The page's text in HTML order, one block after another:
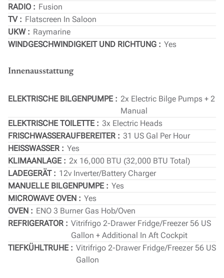
RADIO
Fusion
TV
Flatscreen In Saloon
UKW
Raymarine
WINDGESCHWINDIGKEIT UND RICHTUNG
Yes
Innenausstattung
ELEKTRISCHE BILGENPUMPE
2x Electric Bilge Pumps + 2
Manual
ELEKTRISCHE TOILETTE
3x Electric Heads
FRISCHWASSERAUFBEREITER
31 US Gal Per Hour
HEISSWASSER
Yes
KLIMAANLAGE
2x 16,000 BTU (32,000 BTU Total)
LADEGERÄT
12v Inverter/Battery Charger
MANUELLE BILGENPUMPE
Yes
MICROWAVE OVEN
Yes
OVEN
ENO 3 Burner Gas Hob/Oven
REFRIGERATOR
Vitrifrigo 2-Drawer Fridge/Freezer 56 US
Gallon + Additional In Aft Cockpit
TIEFKÜHLTRUHE
Vitrifrigo 2-Drawer Fridge/Freezer 56 US
Gallon